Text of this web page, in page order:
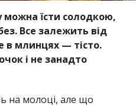
можна їсти солодкою,
Все залежить від
в млинцях — тісто.
і не занадто
на молоці, але що